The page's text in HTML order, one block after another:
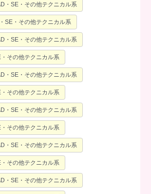
・SE・その他テクニカル系
SE・その他テクニカル系
・SE・その他テクニカル系
その他テクニカル系
・SE・その他テクニカル系
その他テクニカル系
・SE・その他テクニカル系
その他テクニカル系
・SE・その他テクニカル系
その他テクニカル系
・SE・その他テクニカル系